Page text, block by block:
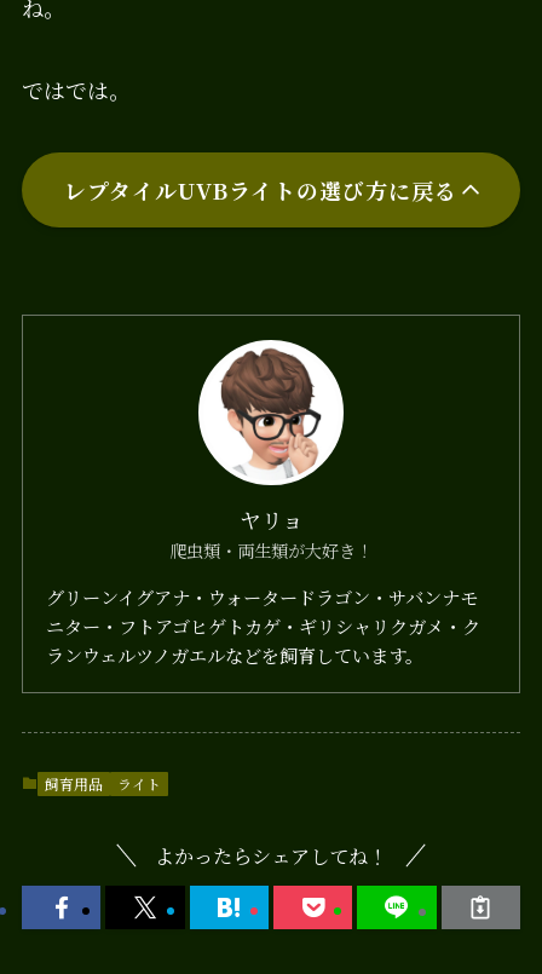
ね。
ではでは。
レプタイルUVBライトの選び方に戻る
ヤリョ
爬虫類・両生類が大好き！
グリーンイグアナ・ウォータードラゴン・サバンナモ
ニター・フトアゴヒゲトカゲ・ギリシャリクガメ・ク
ランウェルツノガエルなどを飼育しています。
飼育用品 ライト
よかったらシェアしてね！